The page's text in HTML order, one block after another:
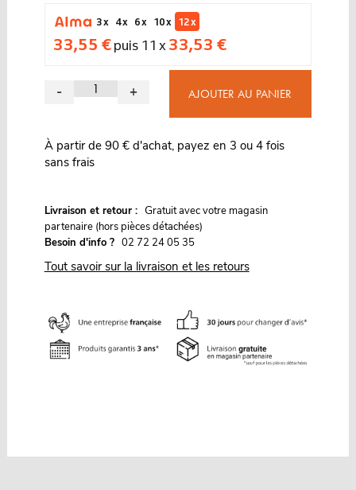
3 x 4 x 6 x 10 x 12 x
33,55 €puis 11 x33,53 €
- + AJOUTER AU PANIER
À partir de 90 € d'achat, payez en 3 ou 4 fois
sans frais
Livraison et retour : Gratuit avec votre magasin
partenaire (hors pièces détachées)
Besoin d'info ? 02 72 24 05 35
Tout savoir sur la livraison et les retours